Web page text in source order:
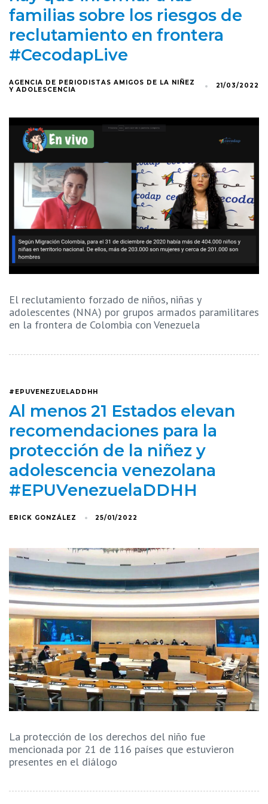
familias sobre los riesgos de
reclutamiento en frontera
#CecodapLive
AGENCIA DE PERIODISTAS AMIGOS DE LA NIÑEZ
Y ADOLESCENCIA
21/03/2022
El reclutamiento forzado de niños, niñas y
adolescentes (NNA) por grupos armados paramilitares
en la frontera de Colombia con Venezuela
#EPUVENEZUELADDHH
Al menos 21 Estados elevan
recomendaciones para la
protección de la niñez y
adolescencia venezolana
#EPUVenezuelaDDHH
ERICK GONZÁLEZ 25/01/2022
La protección de los derechos del niño fue
mencionada por 21 de 116 países que estuvieron
presentes en el diálogo